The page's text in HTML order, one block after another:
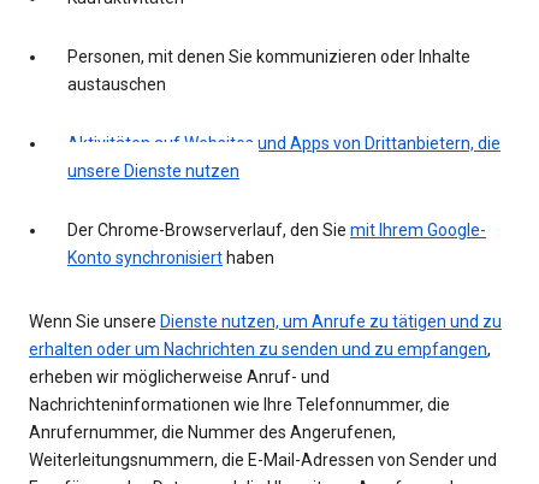
Personen, mit denen Sie kommunizieren oder Inhalte
austauschen
Aktivitäten auf Websites und Apps von Drittanbietern, die
unsere Dienste nutzen
Der Chrome-Browserverlauf, den Sie mit Ihrem Google-
Konto synchronisiert haben
Wenn Sie unsere Dienste nutzen, um Anrufe zu tätigen und zu
erhalten oder um Nachrichten zu senden und zu empfangen,
erheben wir möglicherweise Anruf- und
Nachrichteninformationen wie Ihre Telefonnummer, die
Anrufernummer, die Nummer des Angerufenen,
Weiterleitungsnummern, die E-Mail-Adressen von Sender und